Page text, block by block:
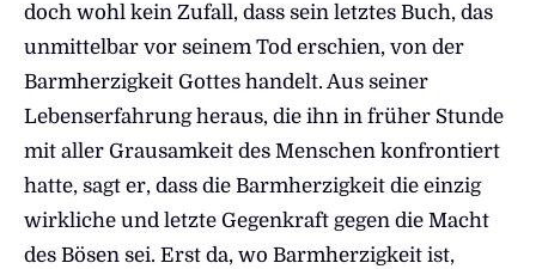
doch wohl kein Zufall, dass sein letztes Buch, das
unmittelbar vor seinem Tod erschien, von der
Barm­herzigkeit Gottes handelt. Aus seiner
Lebenserfahrung heraus, die ihn in früher Stunde
mit aller Grausamkeit des Menschen konfrontiert
hatte, sagt er, dass die Barmherzigkeit die einzig
wirkliche und letzte Gegenkraft gegen die Macht
des Bösen sei. Erst da, wo Barmherzigkeit ist,